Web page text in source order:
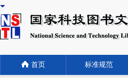
首页 标准规范